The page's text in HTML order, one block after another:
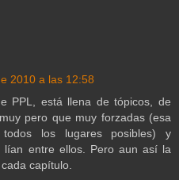
2010 a las 12:58
PPL, está llena de tópicos, de
pero que muy forzadas (esa
los lugares posibles) y
lían entre ellos. Pero aun así la
capítulo.